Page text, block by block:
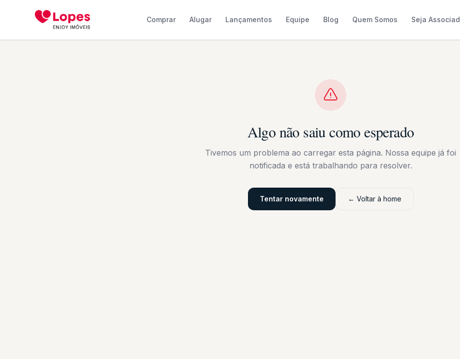
Comprar Alugar Lançamentos Equipe Blog Quem Somos Seja
Algo não saiu como esperado
Tivemos um problema ao carregar esta página. Nossa equipe já foi
notificada e está trabalhando para resolver.
Tentar novamente ← Voltar à home